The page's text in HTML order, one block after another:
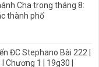
Cha trong tháng 8:
thành phố
ĐC Stephano Bài 222 |
Chương 1 | 19g30 |